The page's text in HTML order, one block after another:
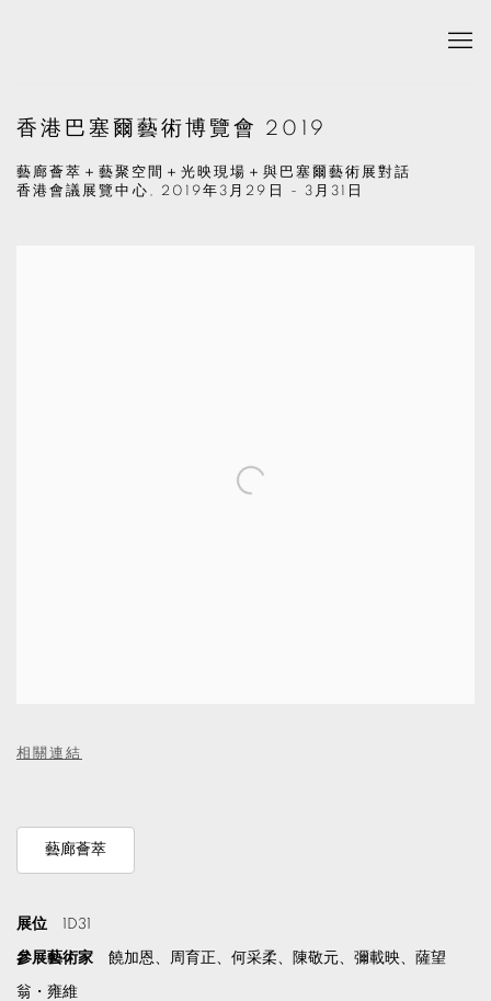
香港巴塞爾藝術博覽會 2019
藝廊薈萃＋藝聚空間＋光映現場＋與巴塞爾藝術展對話
香港會議展覽中心, 2019年3月29日 - 3月31日
相關連結
藝廊薈萃
展位 1D31
參展藝術家 饒加恩、周育正、何采柔、陳敬元、彌載映、薩望
翁・雍維